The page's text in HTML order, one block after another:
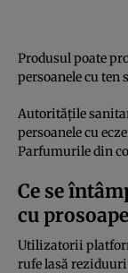
Produsul poate
persoanele cu ten
Autoritățile
persoanele cu
Parfumurile din
Ce se
cu
Utilizatorii
rufe lasă